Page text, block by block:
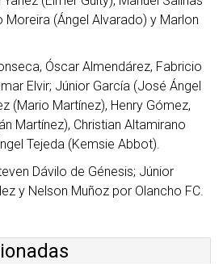
Moreira (Ángel Alvarado) y Marlon
Óscar Almendárez, Fabricio
Elvir; Júnior García (José Ángel
(Mario Martínez), Henry Gómez,
Martínez), Christian Altamirano
Tejeda (Kemsie Abbot).
Dávilo de Génesis; Júnior
y Nelson Muñoz por Olancho FC.